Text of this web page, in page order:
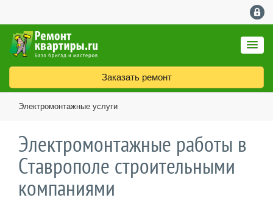
Заказать ремонт
Электромонтажные услуги
Электромонтажные работы в
Ставрополе строительными
компаниями